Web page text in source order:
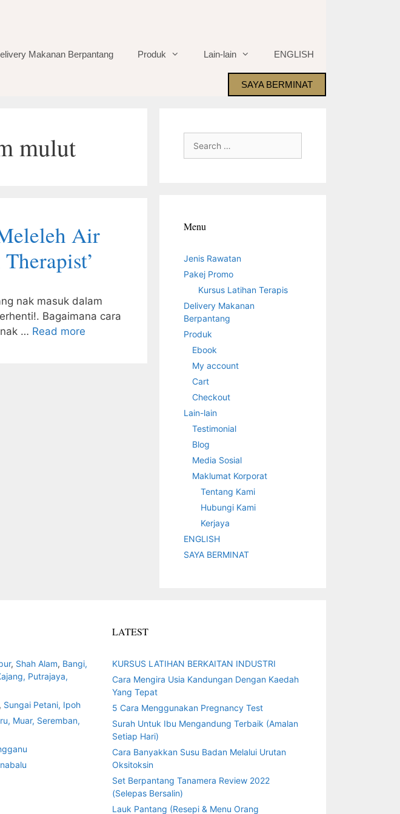
Makanan Berpantang Produk Lain-lain ENGLISH
SAYA BERMINAT
mulut
Air
nak masuk dalam
Bagaimana cara
… Read more
for:
Menu
Jenis Rawatan
Pakej Promo
Kursus Latihan Terapis
Delivery Makanan
Berpantang
Produk
Ebook
My account
Cart
Checkout
Lain-lain
Testimonial
Blog
Media Sosial
Maklumat Korporat
Tentang Kami
Hubungi Kami
Kerjaya
ENGLISH
SAYA BERMINAT
, Shah Alam, Bangi,
Putrajaya,
Sungai Petani, Ipoh
Muar, Seremban,
LATEST
KURSUS LATIHAN BERKAITAN INDUSTRI
Cara Mengira Usia Kandungan Dengan Kaedah
Yang Tepat
5 Cara Menggunakan Pregnancy Test
Surah Untuk Ibu Mengandung Terbaik (Amalan
Setiap Hari)
Cara Banyakkan Susu Badan Melalui Urutan
Oksitoksin
Set Berpantang Tanamera Review 2022
(Selepas Bersalin)
Lauk Pantang (Resepi & Menu Orang